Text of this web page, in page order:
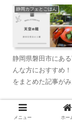
静岡カフェとごはん
静岡県磐田市にある”天
んな方におすすめ
をまとめた記事がみたい。 ・自然を感じる場所で
静岡カフェとごはん
メニュー ホー